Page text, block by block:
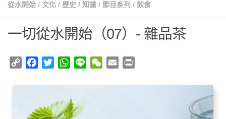
從水開始 / 文化 / 歷史 / 知識 / 節目系列 / 飲食
一切從水開始（07）- 雜品茶
Copy
Facebook
TwitterWhatsApp
Line WeChat
Email